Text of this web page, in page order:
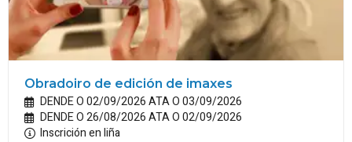
Obradoiro de edición de imaxes
DENDE O 02/09/2026 ATA O 03/09/2026
DENDE O 26/08/2026 ATA O 02/09/2026
Inscrición en liña